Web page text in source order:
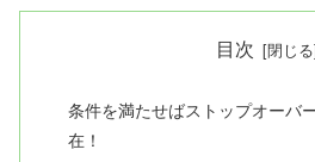
目次
条件を満たせばストップオーバ
在！